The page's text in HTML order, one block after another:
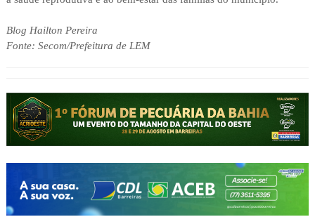
Blog Hailton Pereira
Fonte: Secom/Prefeitura de LEM